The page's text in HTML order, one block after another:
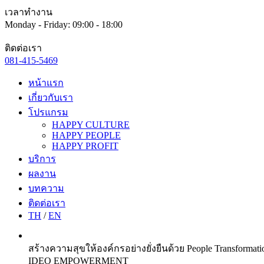
เวลาทำงาน
Monday - Friday: 09:00 - 18:00
ติดต่อเรา
081-415-5469
หน้าแรก
เกี่ยวกับเรา
โปรแกรม
HAPPY CULTURE
HAPPY PEOPLE
HAPPY PROFIT
บริการ
ผลงาน
บทความ
ติดต่อเรา
TH /EN
สร้างความสุขให้องค์กรอย่างยั่งยืนด้วย People
IDEO EMPOWERMENT